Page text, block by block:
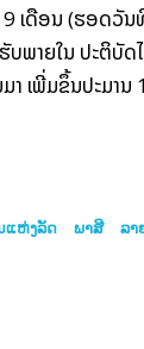
ເດືອນ (ຮອດວັນ
ບພາຍໃນ ປະຕິບັດ
າ ເພີ່ມຂຶ້ນປະມານ
ແຫ່ງລັດ ພາສີ ລາ